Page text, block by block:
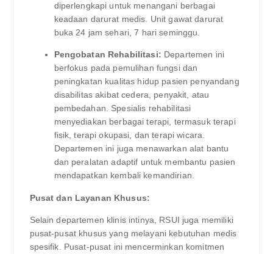
diperlengkapi untuk menangani berbagai
keadaan darurat medis. Unit gawat darurat
buka 24 jam sehari, 7 hari seminggu.
Pengobatan Rehabilitasi: Departemen ini
berfokus pada pemulihan fungsi dan
peningkatan kualitas hidup pasien penyandang
disabilitas akibat cedera, penyakit, atau
pembedahan. Spesialis rehabilitasi
menyediakan berbagai terapi, termasuk terapi
fisik, terapi okupasi, dan terapi wicara.
Departemen ini juga menawarkan alat bantu
dan peralatan adaptif untuk membantu pasien
mendapatkan kembali kemandirian.
Pusat dan Layanan Khusus:
Selain departemen klinis intinya, RSUI juga memiliki
pusat-pusat khusus yang melayani kebutuhan medis
spesifik. Pusat-pusat ini mencerminkan komitmen